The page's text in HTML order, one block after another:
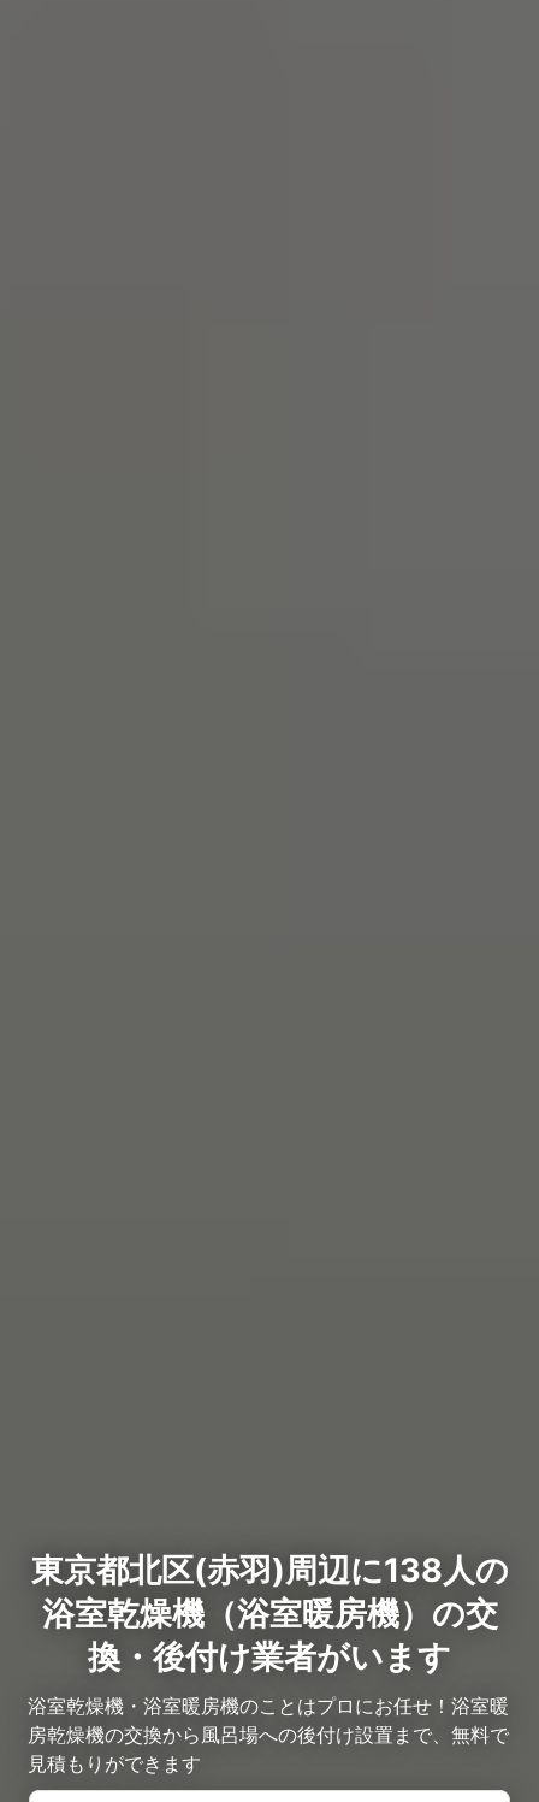
東京都北区(赤羽)周辺に138人の
浴室乾燥機（浴室暖房機）の交
換・後付け業者がいます
浴室乾燥機・浴室暖房機のことはプロにお任せ！浴室暖
房乾燥機の交換から風呂場への後付け設置まで、無料で
見積もりができます